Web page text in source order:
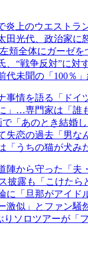
上のウエストラ
田光代、政治家
頬全体にガーゼ
、“戦争反対”に
代未聞の「100％
事情を語る「ドイ
」…専門家は「誰
「あのとき結
恋の過去「男な
うちの猫が犬み
陣から守った「
披露も「こけた
に「旦那がアイ
似」とファン騒
りソロツアーが